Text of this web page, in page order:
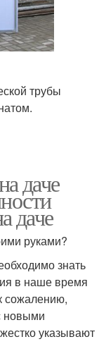
трубы
даче
даче
руками?
знать
в наше время
сожалению,
новыми
указывают